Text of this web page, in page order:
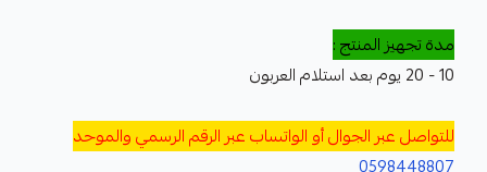
مدة تجهيز المنتج :
10 - 20 يوم بعد استلام العربون
للتواصل عبر الجوال أو الواتساب عبر الرقم الرسمي والموحد